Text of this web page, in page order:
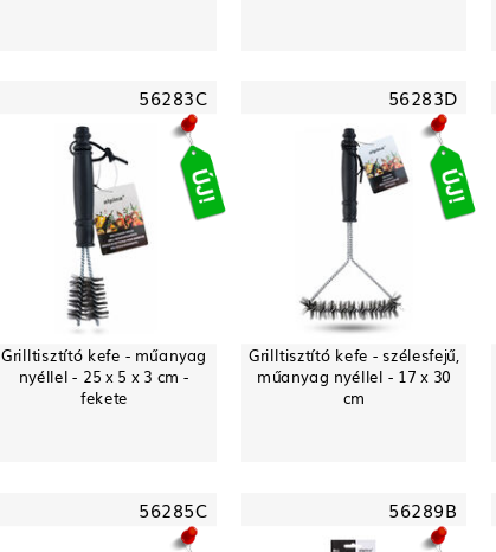
56283C
Grilltisztító kefe - műanyag
nyéllel - 25 x 5 x 3 cm -
fekete
56283D
Grilltisztító kefe - szélesfejű,
műanyag nyéllel - 17 x 30
cm
56285C 56289B